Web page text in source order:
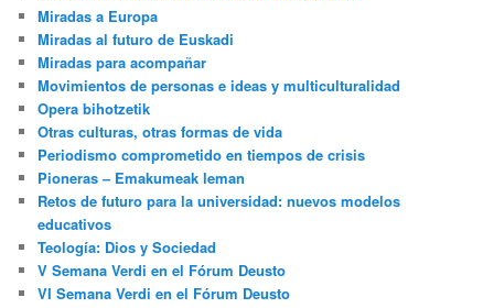
Miradas a Europa
Miradas al futuro de Euskadi
Miradas para acompañar
Movimientos de personas e ideas y multiculturalidad
Opera bihotzetik
Otras culturas, otras formas de vida
Periodismo comprometido en tiempos de crisis
Pioneras – Emakumeak leman
Retos de futuro para la universidad: nuevos modelos
educativos
Teología: Dios y Sociedad
V Semana Verdi en el Fórum Deusto
VI Semana Verdi en el Fórum Deusto